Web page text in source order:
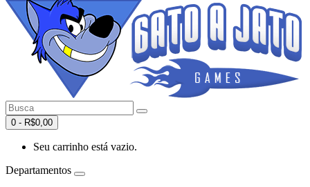
0 - R$0,00
Seu carrinho está vazio.
Departamentos